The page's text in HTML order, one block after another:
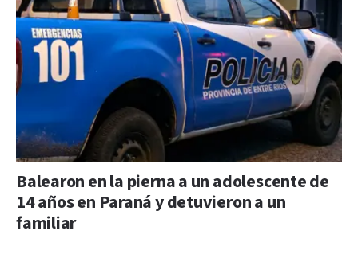
Balearon en la pierna a un adolescente de
14 años en Paraná y detuvieron a un
familiar